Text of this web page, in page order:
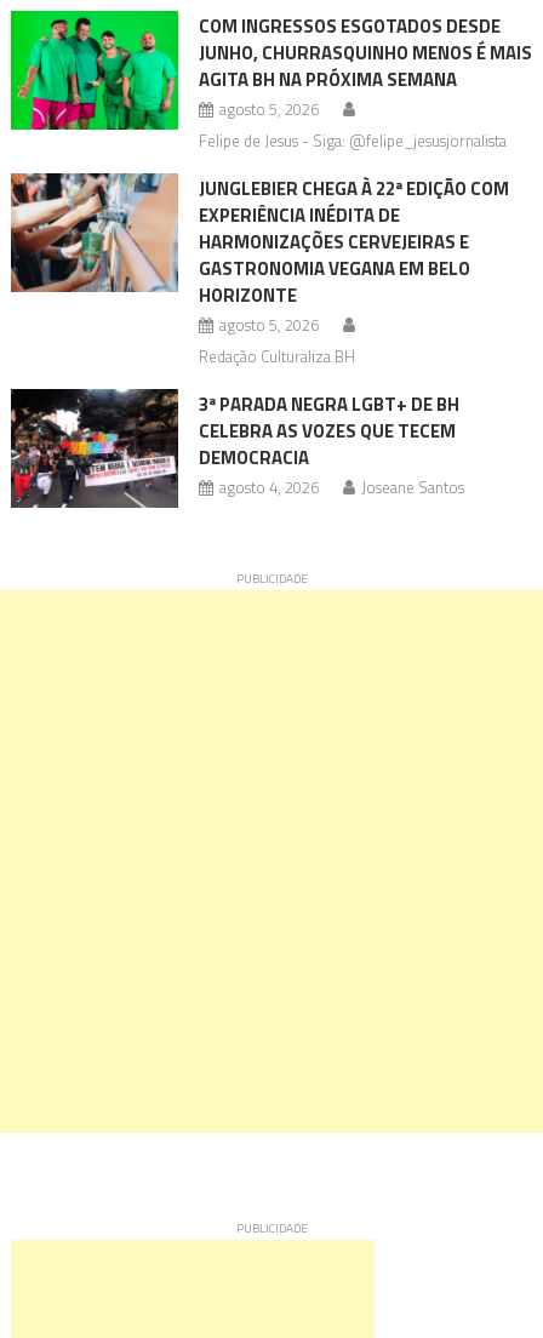
COM INGRESSOS ESGOTADOS DESDE
JUNHO, CHURRASQUINHO MENOS É MAIS
AGITA BH NA PRÓXIMA SEMANA
agosto 5, 2026
Felipe de Jesus - Siga: @felipe_jesusjornalista
JUNGLEBIER CHEGA À 22ª EDIÇÃO COM
EXPERIÊNCIA INÉDITA DE
HARMONIZAÇÕES CERVEJEIRAS E
GASTRONOMIA VEGANA EM BELO
HORIZONTE
agosto 5, 2026
Redação Culturaliza BH
3ª PARADA NEGRA LGBT+ DE BH
CELEBRA AS VOZES QUE TECEM
DEMOCRACIA
agosto 4, 2026 Joseane Santos